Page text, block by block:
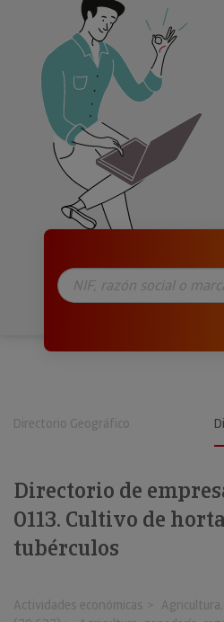
Directorio Geográfico
Directorio de
0113. Cultivo de
tubérculos
Actividades económicas